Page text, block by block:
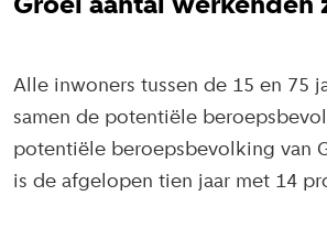
Groei aantal werkenden
Alle inwoners tussen de 15 en 75
samen de potentiële
potentiële beroepsbevolking van
is de afgelopen tien jaar met 14